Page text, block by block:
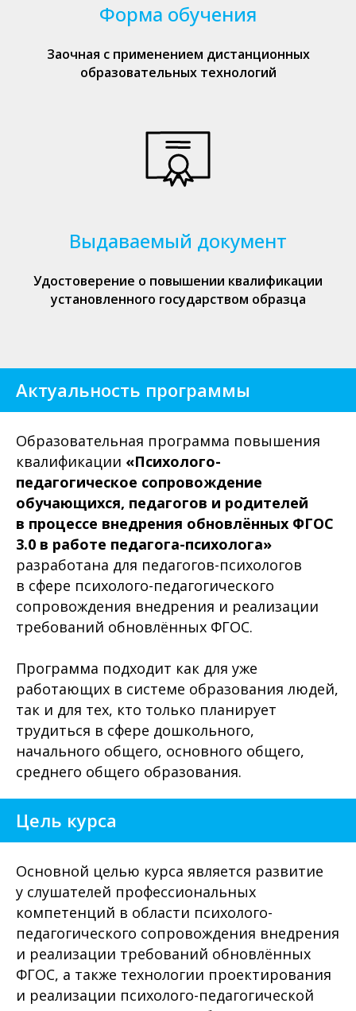
Форма обучения
Заочная с применением дистанционных
образовательных технологий
Выдаваемый документ
Удостоверение о повышении квалификации
установленного государством образца
Актуальность программы
Образовательная программа повышения
квалификации «Психолого-
педагогическое сопровождение
обучающихся, педагогов и родителей
в процессе внедрения обновлённых ФГОС
3.0 в работе педагога-психолога»
разработана для педагогов-психологов
в сфере психолого-педагогического
сопровождения внедрения и реализации
требований обновлённых ФГОС.
Программа подходит как для уже
работающих в системе образования людей,
так и для тех, кто только планирует
трудиться в сфере дошкольного,
начального общего, основного общего,
среднего общего образования.
Цель курса
Основной целью курса является развитие
у слушателей профессиональных
компетенций в области психолого-
педагогического сопровождения внедрения
и реализации требований обновлённых
ФГОС, а также технологии проектирования
и реализации психолого-педагогической